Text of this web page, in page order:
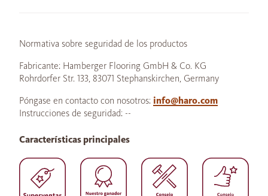
Normativa sobre seguridad de los productos
Fabricante: Hamberger Flooring GmbH & Co. KG
Rohrdorfer Str. 133, 83071 Stephanskirchen, Germany
Póngase en contacto con nosotros: info@haro.com
Instrucciones de seguridad: --
Características principales